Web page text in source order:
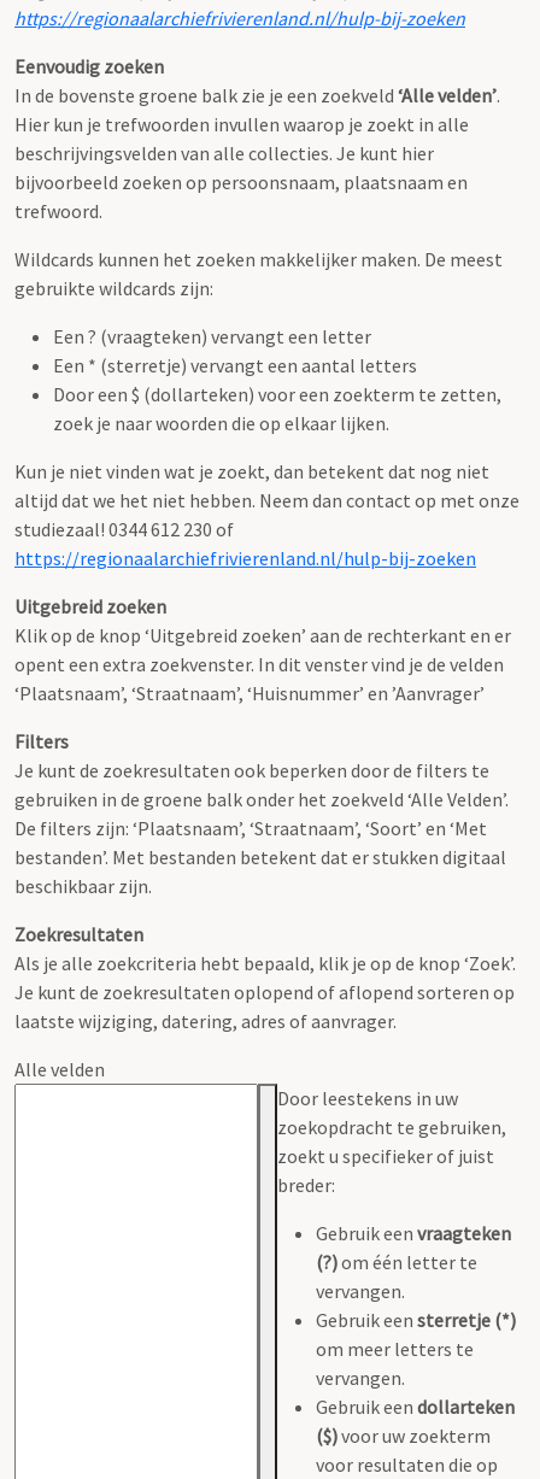
https://regionaalarchiefrivierenland.nl/hulp-bij-zoeken
Eenvoudig zoeken
In de bovenste groene balk zie je een zoekveld ‘Alle velden’.
Hier kun je trefwoorden invullen waarop je zoekt in alle
beschrijvingsvelden van alle collecties. Je kunt hier
bijvoorbeeld zoeken op persoonsnaam, plaatsnaam en
trefwoord.
Wildcards kunnen het zoeken makkelijker maken. De meest
gebruikte wildcards zijn:
Een ? (vraagteken) vervangt een letter
Een * (sterretje) vervangt een aantal letters
Door een $ (dollarteken) voor een zoekterm te zetten,
zoek je naar woorden die op elkaar lijken.
Kun je niet vinden wat je zoekt, dan betekent dat nog niet
altijd dat we het niet hebben. Neem dan contact op met onze
studiezaal! 0344 612 230 of
https://regionaalarchiefrivierenland.nl/hulp-bij-zoeken
Uitgebreid zoeken
Klik op de knop ‘Uitgebreid zoeken’ aan de rechterkant en er
opent een extra zoekvenster. In dit venster vind je de velden
‘Plaatsnaam’, ‘Straatnaam’, ‘Huisnummer’ en ’Aanvrager’
Filters
Je kunt de zoekresultaten ook beperken door de filters te
gebruiken in de groene balk onder het zoekveld ‘Alle Velden’.
De filters zijn: ‘Plaatsnaam’, ‘Straatnaam’, ‘Soort’ en ‘Met
bestanden’. Met bestanden betekent dat er stukken digitaal
beschikbaar zijn.
Zoekresultaten
Als je alle zoekcriteria hebt bepaald, klik je op de knop ‘Zoek’.
Je kunt de zoekresultaten oplopend of aflopend sorteren op
laatste wijziging, datering, adres of aanvrager.
Alle velden
Door leestekens in uw
zoekopdracht te gebruiken,
zoekt u specifieker of juist
breder:
Gebruik een vraagteken
(?)om één letter te
vervangen.
Gebruik een sterretje (*)
om meer letters te
vervangen.
Gebruik een dollarteken
($)voor uw zoekterm
voor resultaten die op